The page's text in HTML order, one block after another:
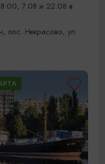
7.08 и 22.08 в
пос. Некрасово, ул.